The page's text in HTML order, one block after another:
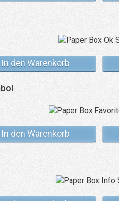
In den Warenkorb
In den Warenkorb